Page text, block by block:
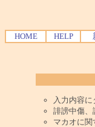
HOME HELP
入力内容に
誹謗中傷、
マカオに